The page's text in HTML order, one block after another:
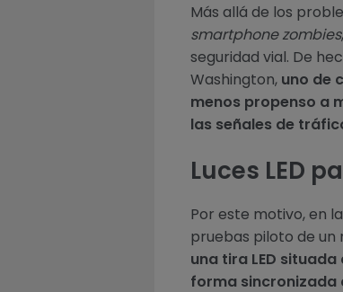
Más allá de los
smartphone zombies
seguridad vial. De
Washington, uno de
menos propenso a
las señales de
Luces LED
Por este motivo, en
pruebas piloto de un
una tira LED
forma sincronizada